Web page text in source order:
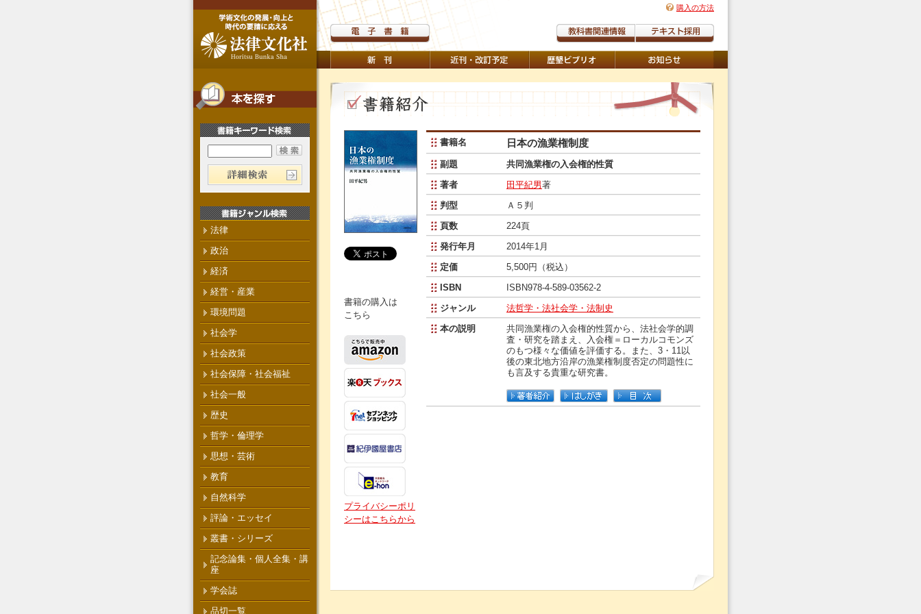
購入の方法
書籍の購入は
こちら
プライバシーポリ
シーはこちらから
書籍名 日本の漁業権制度
副題
共同漁業権の入会権的性質
著者
田平紀男著
判型
Ａ５判
頁数
224頁
発行年月
2014年1月
定価
5,500円（税込）
ISBN
ISBN978-4-589-03562-2
ジャンル
法哲学・法社会学・法制史
本の説明
共同漁業権の入会権的性質から、法社会学的調
査・研究を踏まえ、入会権＝ローカルコモンズ
のもつ様々な価値を評価する。また、3・11以
後の東北地方沿岸の漁業権制度否定の問題性に
も言及する貴重な研究書。
法律
政治
経済
経営・産業
環境問題
社会学
社会政策
社会保障・社会福祉
社会一般
歴史
哲学・倫理学
思想・芸術
教育
自然科学
評論・エッセイ
叢書・シリーズ
記念論集・個人全集・講
座
学会誌
品切一覧